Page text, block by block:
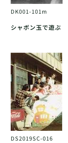
DK001-101m
シャボン玉で遊ぶ
DS2019SC-016